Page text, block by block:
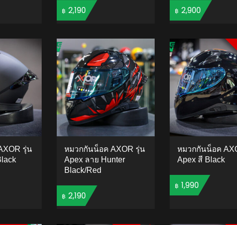
฿ 2,190 ฿ 2,900
รุ่น
หมวกกันน็อค AXOR รุ่น
Apex ลาย Hunter
Black/Red
฿ 2,190
หมวกกันน็อค
Apex สี Black
฿ 1,990